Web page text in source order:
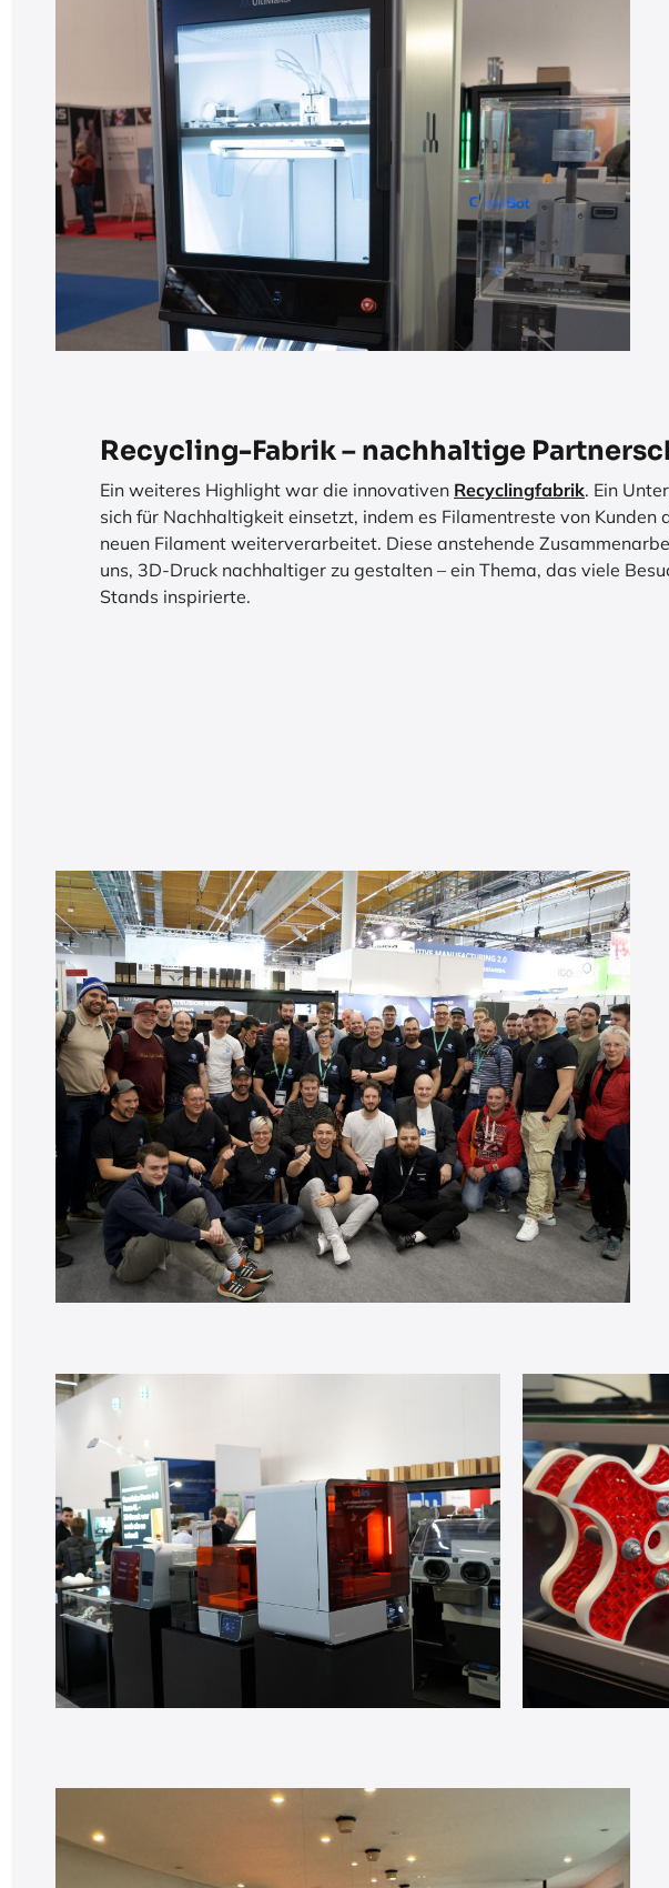
Recycling-Fabrik – nachhaltige
Ein weiteres Highlight war die innovativen Recyclingfabrik. Ein
sich für Nachhaltigkeit einsetzt, indem es Filamentreste von Kunden
neuen Filament weiterverarbeitet. Diese anstehende
uns, 3D-Druck nachhaltiger zu gestalten – ein Thema, das viele
Stands inspirierte.​